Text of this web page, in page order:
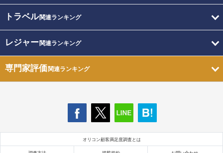
トラベル関連ランキング
レジャー関連ランキング
専門家評価関連ランキング
オリコン顧客満足度調査とは